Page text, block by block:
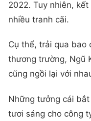
2022. Tuy nhiên, kết
nhiều tranh cãi.
Cụ thể, trải qua bao
thương trường, Ngũ
cũng ngồi lại với
Những tưởng cái
tươi sáng cho công